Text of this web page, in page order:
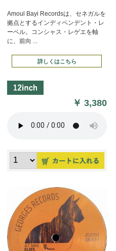
Amoul Bayi Recordsは、セネガルを
拠点とするインディペンデント・レ
ーベル。コンシャス・レゲエを軸
に、前向 ...
詳しくはこちら
￥3,380